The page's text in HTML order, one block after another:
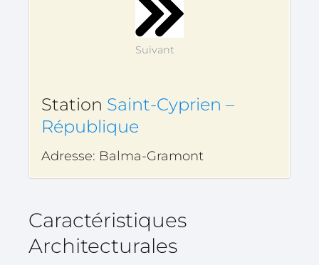
Suivant
Station Saint-Cyprien –
République
Adresse: Balma-Gramont
Caractéristiques
Architecturales